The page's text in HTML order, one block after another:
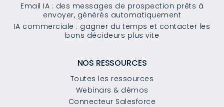
Email IA : des messages de prospection prêts à
envoyer, générés automatiquement
IA commerciale : gagner du temps et contacter les
bons décideurs plus vite
NOS RESSOURCES
Toutes les ressources
Webinars & démos
Connecteur Salesforce